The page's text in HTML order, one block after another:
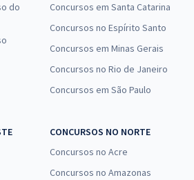
do
Concursos em Santa Catarina
Concursos no Espírito Santo
Concursos em Minas Gerais
Concursos no Rio de Janeiro
Concursos em São Paulo
CONCURSOS NO NORTE
Concursos no Acre
Concursos no Amazonas